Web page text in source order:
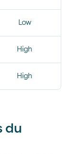
Low
High
High
du